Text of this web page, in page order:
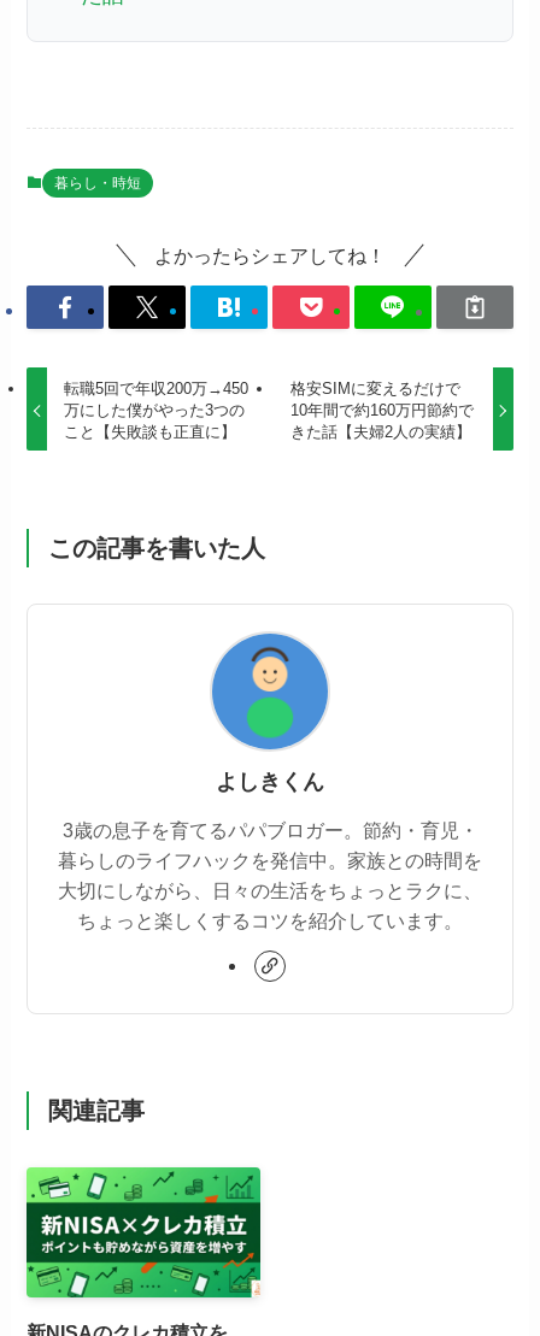
暮らし・時短
よかったらシェアしてね！
転職5回で年収200万→450
万にした僕がやった3つの
こと【失敗談も正直に】
格安SIMに変えるだけで
10年間で約160万円節約で
きた話【夫婦2人の実績】
この記事を書いた人
よしきくん
3歳の息子を育てるパパブロガー。節約・育児・
暮らしのライフハックを発信中。家族との時間を
大切にしながら、日々の生活をちょっとラクに、
ちょっと楽しくするコツを紹介しています。
関連記事